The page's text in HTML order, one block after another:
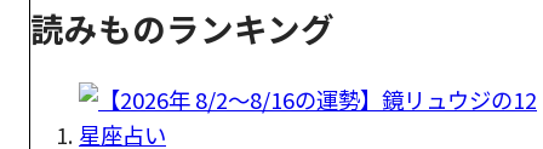
読みものランキング